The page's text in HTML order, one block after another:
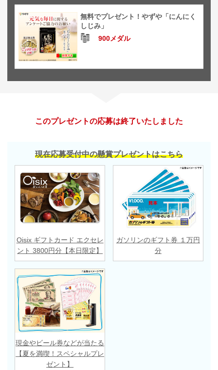
無料でプレゼント！やずや「にんにく
しじみ」
900メダル
このプレゼントの応募は終了いたしました
現在応募受付中の懸賞プレゼントはこちら
Oisix ギフトカード エクセレ
ント 3800円分【本日限定】
ガソリンのギフト券 １万円
分
現金やビール券などが当たる
【夏を満喫！スペシャルプレ
ゼント】